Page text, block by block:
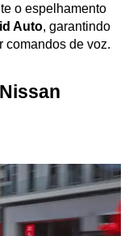
o espelhamento
Auto, garantindo
comandos de voz.